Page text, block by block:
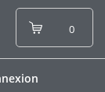
0